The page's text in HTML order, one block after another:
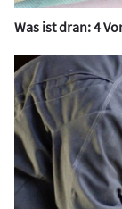
Was ist dran: 4